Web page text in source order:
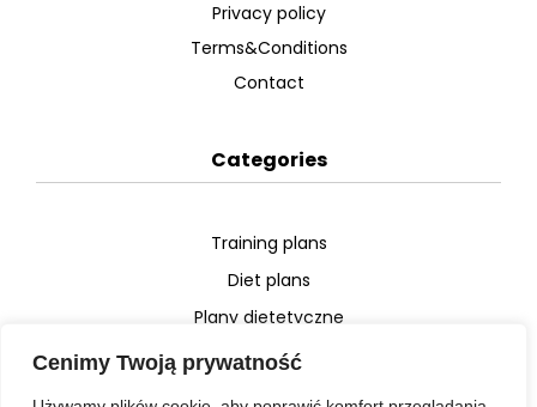
Cenimy Twoją prywatność
Privacy policy
Terms&Conditions
Contact
Categories
Training plans
Diet plans
Plany dietetyczne
Plany treningowe